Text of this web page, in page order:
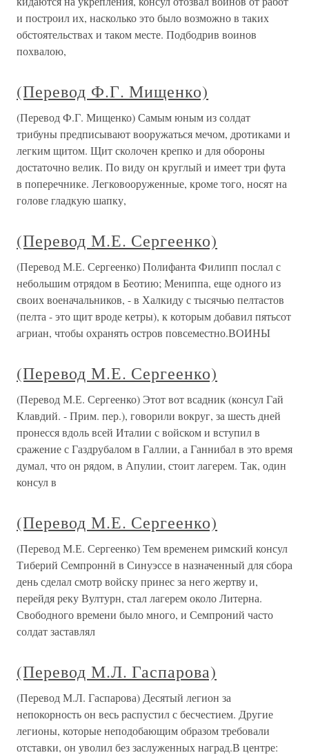
и построил их, насколько это было возможно в таких
обстоятельствах и таком месте. Подбодрив воинов
похвалою,
(Перевод Ф.Г. Мищенко)
(Перевод Ф.Г. Мищенко) Самым юным из солдат
трибуны предписывают вооружаться мечом, дротиками и
легким щитом. Щит сколочен крепко и для обороны
достаточно велик. По виду он круглый и имеет три фута
в поперечнике. Легковооруженные, кроме того, носят на
голове гладкую шапку,
(Перевод М.Е. Сергеенко)
(Перевод М.Е. Сергеенко) Полифанта Филипп послал с
небольшим отрядом в Беотию; Мениппа, еще одного из
своих военачальников, - в Халкиду с тысячью пелтастов
(пелта - это щит вроде кетры), к которым добавил пятьсот
агриан, чтобы охранять остров повсеместно.ВОИНЫ
(Перевод М.Е. Сергеенко)
(Перевод М.Е. Сергеенко) Этот вот всадник (консул Гай
Клавдий. - Прим. пер.), говорили вокруг, за шесть дней
пронесся вдоль всей Италии с войском и вступил в
сражение с Газдрубалом в Галлии, а Ганнибал в это время
думал, что он рядом, в Апулии, стоит лагерем. Так, один
консул в
(Перевод М.Е. Сергеенко)
(Перевод М.Е. Сергеенко) Тем временем римский консул
Тиберий Семпроннй в Синуэссе в назначенный для сбора
день сделал смотр войску принес за него жертву и,
перейдя реку Вултурн, стал лагерем около Литерна.
Свободного времени было много, и Семпроний часто
солдат заставлял
(Перевод М.Л. Гаспарова)
(Перевод М.Л. Гаспарова) Десятый легион за
непокорность он весь распустил с бесчестием. Другие
легионы, которые неподобающим образом требовали
отставки, он уволил без заслуженных наград.В центре: